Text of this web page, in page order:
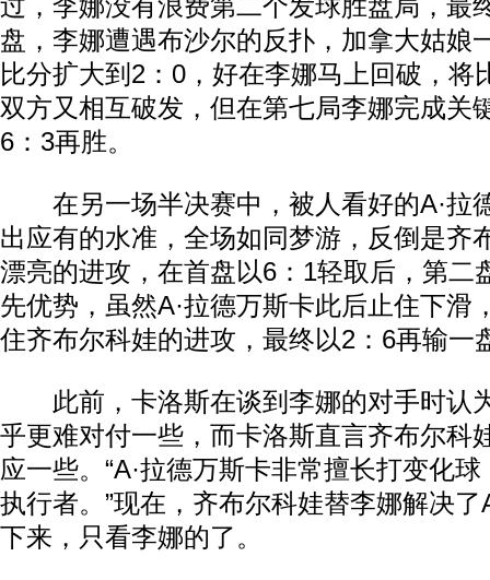
过，李娜没有浪费第二个发球胜盘局，最
盘，李娜遭遇布沙尔的反扑，加拿大姑娘
比分扩大到2：0，好在李娜马上回破，将
双方又相互破发，但在第七局李娜完成关
6：3再胜。
在另一场半决赛中，被人看好的A·拉
出应有的水准，全场如同梦游，反倒是齐
漂亮的进攻，在首盘以6：1轻取后，第二
先优势，虽然A·拉德万斯卡此后止住下滑
住齐布尔科娃的进攻，最终以2：6再输一
此前，卡洛斯在谈到李娜的对手时认
乎更难对付一些，而卡洛斯直言齐布尔科
应一些。“A·拉德万斯卡非常擅长打变化
执行者。”现在，齐布尔科娃替李娜解决了
下来，只看李娜的了。